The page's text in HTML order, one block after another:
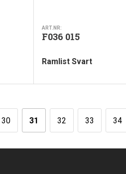
ART.NR:
F036 015
Ramlist Svart
30 31 32 33 34